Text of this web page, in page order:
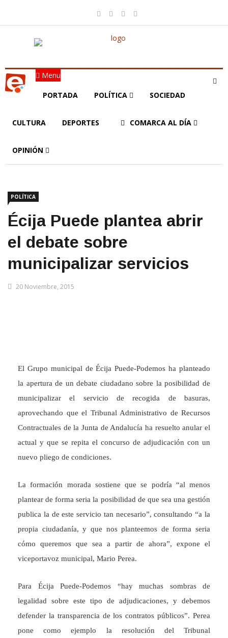
Menu
PORTADA POLÍTICA SOCIEDAD
CULTURA DEPORTES COMARCA AL DÍA
OPINIÓN
POLÍTICA
Écija Puede plantea abrir
el debate sobre
municipalizar servicios
20 Noviembre, 2015
El Grupo municipal de Écija Puede-Podemos ha planteado
la apertura de un debate ciudadano sobre la posibilidad de
municipalizar el servicio de recogida de basuras,
aprovechando que el Tribunal Administrativo de Recursos
Contractuales de la Junta de Andalucía ha resuelto anular el
actual y que se repita el concurso de adjudicación con un
nuevo pliego de condiciones.
La formación morada sostiene que se podría “al menos
plantear de forma seria la posibilidad de que sea una gestión
publica la de este servicio tan necesario”, consultando “a la
propia ciudadanía, y que nos planteemos de forma seria
cómo queremos que sea a partir de ahora”, expone el
viceportavoz municipal, Mario Perea.
Para Écija Puede-Podemos “hay muchas sombras de
legalidad sobre este tipo de adjudicaciones, y debemos
defender la transparencia de los contratos públicos”. Perea
pone como ejemplo la resolución del Tribunal